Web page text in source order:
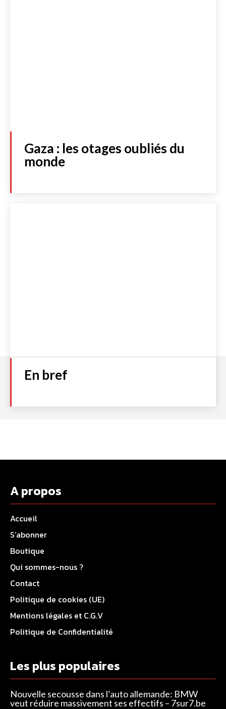
Gaza : les otages oubliés du
monde
En bref
A propos
Accueil
S’abonner
Boutique
Qui sommes-nous ?
Contact
Politique de cookies (UE)
Mentions légales et C.G.V
Politique de Confidentialité
Les plus populaires
Nouvelle secousse dans l’auto allemande: BMW
veut réduire massivement ses effectifs – 7sur7.be